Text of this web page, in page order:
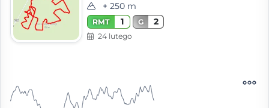
+ 250 m
RMT 1 G 2
24 lutego